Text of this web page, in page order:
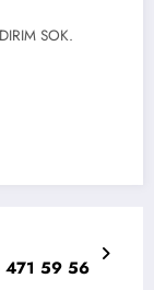
SOK.
471 59 56